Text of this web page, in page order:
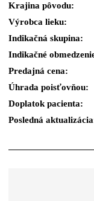
Krajina pôvodu:
Výrobca lieku:
Indikačná skupina:
Indikačné
Predajná cena:
Úhrada poisťovňou:
Doplatok pacienta:
Posledná